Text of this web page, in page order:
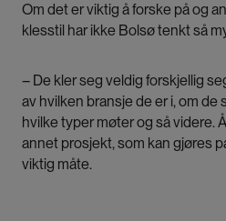
Om det er viktig å forske på og
klesstil har ikke Bolsø tenkt så
– De kler seg veldig forskjellig
av hvilken bransje de er i, om de
hvilke typer møter og så videre.
annet prosjekt, som kan gjøres
viktig måte.